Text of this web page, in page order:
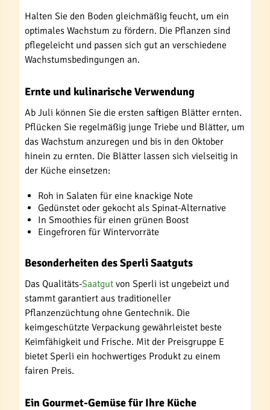
Halten Sie den Boden gleichmäßig feucht, um ein
optimales Wachstum zu fördern. Die Pflanzen sind
pflegeleicht und passen sich gut an verschiedene
Wachstumsbedingungen an.
Ernte und kulinarische Verwendung
Ab Juli können Sie die ersten saftigen Blätter ernten.
Pflücken Sie regelmäßig junge Triebe und Blätter, um
das Wachstum anzuregen und bis in den Oktober
hinein zu ernten. Die Blätter lassen sich vielseitig in
der Küche einsetzen:
Roh in Salaten für eine knackige Note
Gedünstet oder gekocht als Spinat-Alternative
In Smoothies für einen grünen Boost
Eingefroren für Wintervorräte
Besonderheiten des Sperli Saatguts
Das Qualitäts-Saatgut von Sperli ist ungebeizt und
stammt garantiert aus traditioneller
Pflanzenzüchtung ohne Gentechnik. Die
keimgeschützte Verpackung gewährleistet beste
Keimfähigkeit und Frische. Mit der Preisgruppe E
bietet Sperli ein hochwertiges Produkt zu einem
fairen Preis.
Ein Gourmet-Gemüse für Ihre Küche